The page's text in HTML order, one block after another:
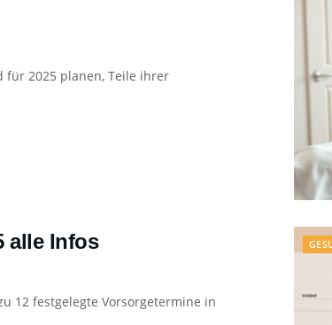
für 2025 planen, Teile ihrer
alle Infos
12 festgelegte Vorsorgetermine in